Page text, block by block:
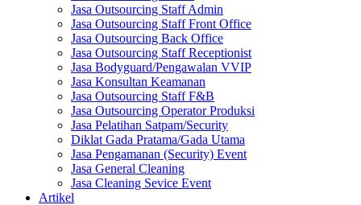
Jasa Outsourcing Staff Admin
Jasa Outsourcing Staff Front Office
Jasa Outsourcing Back Office
Jasa Outsourcing Staff Receptionist
Jasa Bodyguard/Pengawalan VVIP
Jasa Konsultan Keamanan
Jasa Outsourcing Staff F&B
Jasa Outsourcing Operator Produksi
Jasa Pelatihan Satpam/Security
Diklat Gada Pratama/Gada Utama
Jasa Pengamanan (Security) Event
Jasa General Cleaning
Jasa Cleaning Sevice Event
Artikel